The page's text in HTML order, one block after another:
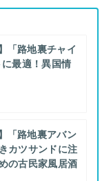
「路地裏チャイ
最適！異国情
「路地裏アバン
カツサンドに注
の古民家風居酒